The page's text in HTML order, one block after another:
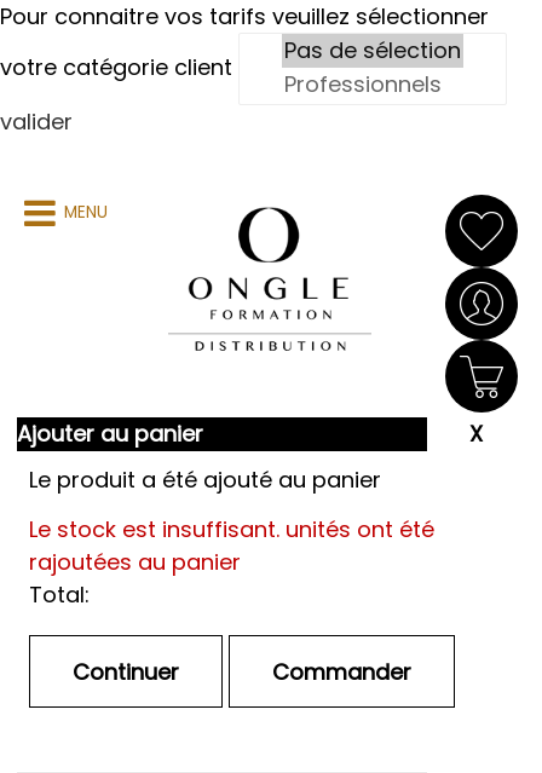
Pour connaitre vos tarifs veuillez sélectionner
votre catégorie client
valider
MENU
Ajouter au panier
Le produit a été ajouté au panier
Le stock est insuffisant. unités ont été
rajoutées au panier
Total: